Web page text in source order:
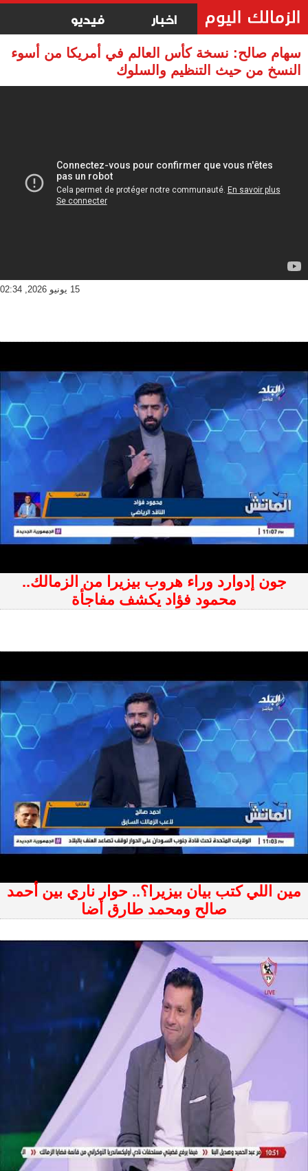
اخبار فيديو
سهام صالح: نسخة كأس العالم في أمريكا من أسوء
النسخ من حيث التنظيم والسلوك
15 يونيو 2026, 02:34
جون إدوارد وراء هروب بيزيرا من الزمالك..
محمود فؤاد يكشف مفاجأة
مين اللي كتب بيان بيزيرا؟.. حوار ناري بين أحمد
صالح ومحمد طارق أضا